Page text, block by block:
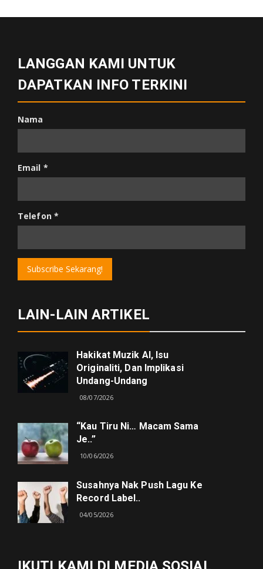
LANGGAN KAMI UNTUK
DAPATKAN INFO TERKINI
Nama
Email *
Telefon *
Subscribe Sekarang!
LAIN-LAIN ARTIKEL
Hakikat Muzik AI, Isu
Originaliti, Dan Implikasi
Undang-Undang
08/07/2026
“kau Tiru Ni… Macam Sama
Je..”
10/06/2026
Susahnya Nak Push Lagu Ke
Record Label..
04/05/2026